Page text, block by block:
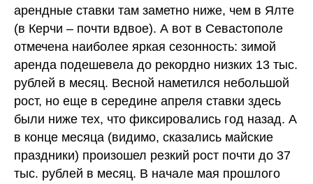
арендные ставки там заметно ниже, чем в Ялте
(в Керчи – почти вдвое). А вот в Севастополе
отмечена наиболее яркая сезонность: зимой
аренда подешевела до рекордно низких 13 тыс.
рублей в месяц. Весной наметился небольшой
рост, но еще в середине апреля ставки здесь
были ниже тех, что фиксировались год назад. А
в конце месяца (видимо, сказались майские
праздники) произошел резкий рост почти до 37
тыс. рублей в месяц. В начале мая прошлого